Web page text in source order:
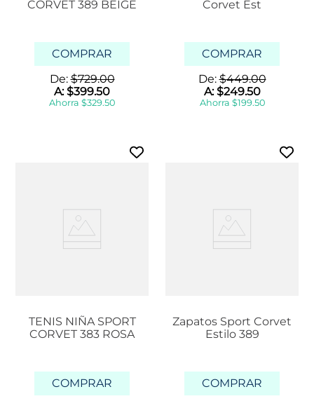
CORVET 389 BEIGE
COMPRAR
De:$729.00
A:$399.50
Ahorra $329.50
Corvet Est
COMPRAR
De:$449.00
A:$249.50
Ahorra $199.50
TENIS NIÑA SPORT
CORVET 383 ROSA
COMPRAR
Zapatos Sport Corvet
Estilo 389
COMPRAR